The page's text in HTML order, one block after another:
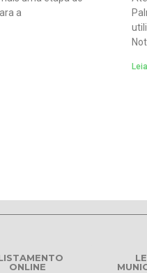
a
ONLINE